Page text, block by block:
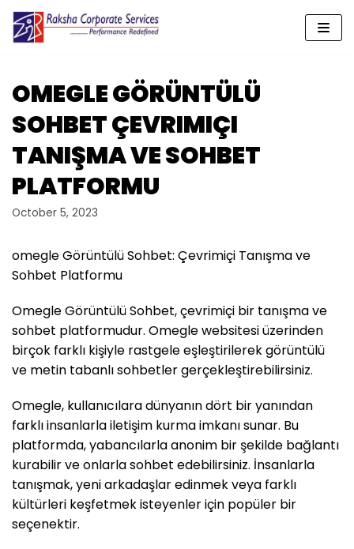
Skip
content
OMEGLE GÖRÜNTÜLÜ
SOHBET ÇEVRIMIÇI
TANIŞMA VE SOHBET
PLATFORMU
October 5, 2023
omegle Görüntülü Sohbet: Çevrimiçi Tanışma ve
Sohbet Platformu
Omegle Görüntülü Sohbet, çevrimiçi bir tanışma ve
sohbet platformudur. Omegle websitesi üzerinden
birçok farklı kişiyle rastgele eşleştirilerek görüntülü
ve metin tabanlı sohbetler gerçekleştirebilirsiniz.
Omegle, kullanıcılara dünyanın dört bir yanından
farklı insanlarla iletişim kurma imkanı sunar. Bu
platformda, yabancılarla anonim bir şekilde bağlantı
kurabilir ve onlarla sohbet edebilirsiniz. İnsanlarla
tanışmak, yeni arkadaşlar edinmek veya farklı
kültürleri keşfetmek isteyenler için popüler bir
seçenektir.